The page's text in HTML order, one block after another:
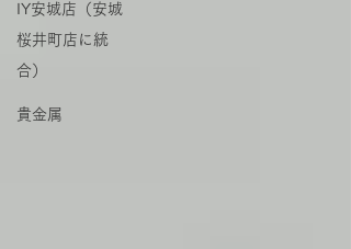
IY安城店（安城
桜井町店に統
合）
貴金属